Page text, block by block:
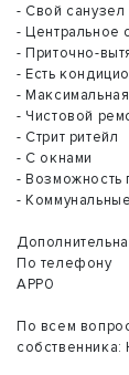
- Свой санузел
- Центральное
- Приточно-
- Есть
-
- Чистовой
- Стрит ритейл
- С окнами
- Возможность
-
По телефону
АРР0
По всем
собственника: